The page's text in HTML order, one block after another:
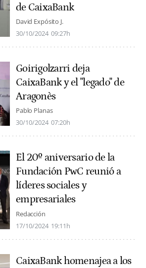
de CaixaBank
David Expósito J.
30/10/2024 09:27h
Goirigolzarri deja
CaixaBank y el "legado" de
Aragonès
Pablo Planas
30/10/2024 07:20h
El 20º aniversario de la
Fundación PwC reunió a
líderes sociales y
empresariales
Redacción
17/10/2024 19:11h
CaixaBank homenajea a los